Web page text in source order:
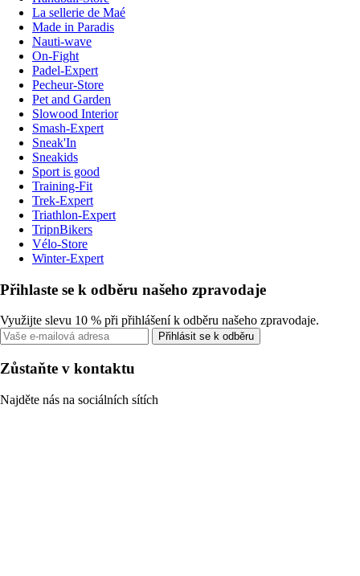
La sellerie de Maé
Made in Paradis
Nauti-wave
On-Fight
Padel-Expert
Pecheur-Store
Pet and Garden
Slowood Interior
Smash-Expert
Sneak'In
Sneakids
Sport is good
Training-Fit
Trek-Expert
Triathlon-Expert
TripnBikers
Vélo-Store
Winter-Expert
Přihlaste se k odběru našeho zpravodaje
Využijte slevu 10 % při přihlášení k odběru našeho zpravodaje.
Přihlásit se k odběru
Zůstaňte v kontaktu
Najděte nás na sociálních sítích